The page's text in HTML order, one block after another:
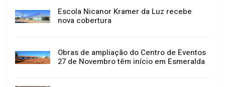
Escola Nicanor Kramer da Luz recebe
nova cobertura
Obras de ampliação do Centro de Eventos
27 de Novembro têm início em Esmeralda